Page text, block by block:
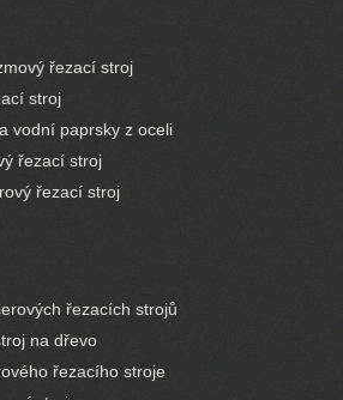
řezací stroj
stroj
vodní paprsky z oceli
řezací stroj
řezací stroj
řezacích strojů
na dřevo
řezacího stroje